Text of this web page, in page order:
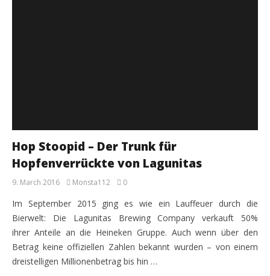
Hop Stoopid – Der Trunk für
Hopfenverrückte von Lagunitas
9. March 2016 Monsta112 0
Im September 2015 ging es wie ein Lauffeuer durch die
Bierwelt: Die Lagunitas Brewing Company verkauft 50%
ihrer Anteile an die Heineken Gruppe. Auch wenn über den
Betrag keine offiziellen Zahlen bekannt wurden – von einem
dreistelligen Millionenbetrag bis hin …